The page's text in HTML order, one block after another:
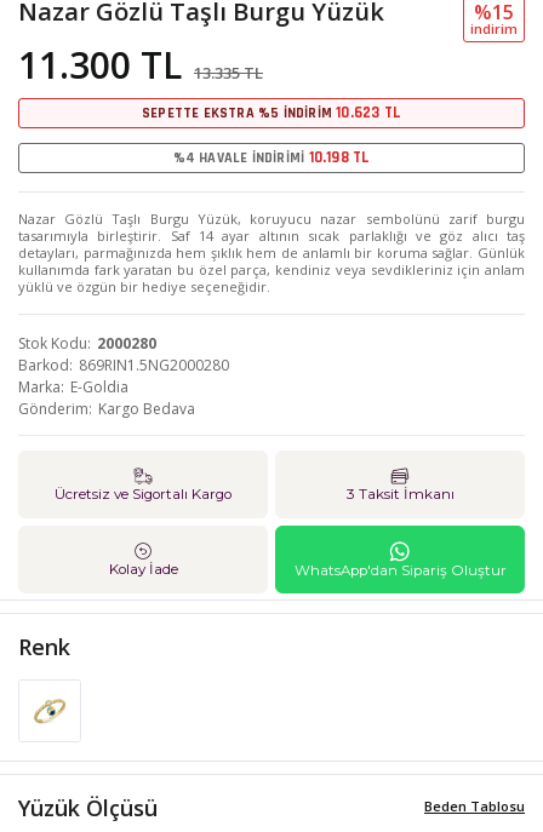
Nazar Gözlü Taşlı Burgu Yüzük
11.300 TL 13.335 TL
%15
i̇ndi̇ri̇m
SEPETTE EKSTRA %5 İNDİRİM10.623 TL
%4 HAVALE İNDİRİMİ 10.198 TL
Nazar Gözlü Taşlı Burgu Yüzük, koruyucu nazar sembolünü zarif burgu
tasarımıyla birleştirir. Saf 14 ayar altının sıcak parlaklığı ve göz alıcı taş
detayları, parmağınızda hem şıklık hem de anlamlı bir koruma sağlar. Günlük
kullanımda fark yaratan bu özel parça, kendiniz veya sevdikleriniz için anlam
yüklü ve özgün bir hediye seçeneğidir.
Stok Kodu 2000280
Barkod 869RIN1.5NG2000280
Marka E-Goldia
Gönderim Kargo Bedava
Ücretsiz ve Sigortalı Kargo 3 Taksit İmkanı
Kolay İade WhatsApp'dan Sipariş Oluştur
Renk
Beden Tablosu
Yüzük Ölçüsü